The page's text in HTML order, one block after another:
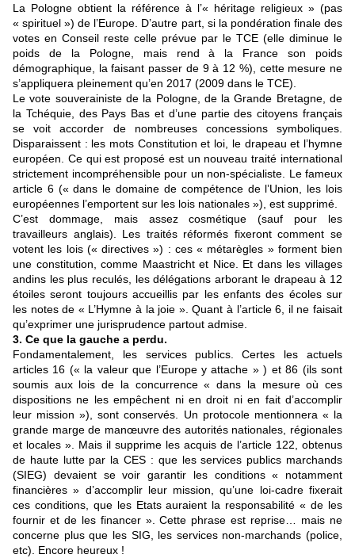
La Pologne obtient la référence à l’« héritage religieux » (pas
« spirituel ») de l’Europe. D’autre part, si la pondération finale des
votes en Conseil reste celle prévue par le TCE (elle diminue le
poids de la Pologne, mais rend à la France son poids
démographique, la faisant passer de 9 à 12 %), cette mesure ne
s’appliquera pleinement qu’en 2017 (2009 dans le TCE).
Le vote souverainiste de la Pologne, de la Grande Bretagne, de
la Tchéquie, des Pays Bas et d’une partie des citoyens français
se voit accorder de nombreuses concessions symboliques.
Disparaissent : les mots Constitution et loi, le drapeau et l’hymne
européen. Ce qui est proposé est un nouveau traité international
strictement incompréhensible pour un non-spécialiste. Le fameux
article 6 (« dans le domaine de compétence de l’Union, les lois
européennes l’emportent sur les lois nationales »), est supprimé.
C’est dommage, mais assez cosmétique (sauf pour les
travailleurs anglais). Les traités réformés fixeront comment se
votent les lois (« directives ») : ces « métarègles » forment bien
une constitution, comme Maastricht et Nice. Et dans les villages
andins les plus reculés, les délégations arborant le drapeau à 12
étoiles seront toujours accueillis par les enfants des écoles sur
les notes de « L’Hymne à la joie ». Quant à l’article 6, il ne faisait
qu’exprimer une jurisprudence partout admise.
3. Ce que la gauche a perdu.
Fondamentalement, les services publics. Certes les actuels
articles 16 (« la valeur que l’Europe y attache » ) et 86 (ils sont
soumis aux lois de la concurrence « dans la mesure où ces
dispositions ne les empêchent ni en droit ni en fait d’accomplir
leur mission »), sont conservés. Un protocole mentionnera « la
grande marge de manœuvre des autorités nationales, régionales
et locales ». Mais il supprime les acquis de l’article 122, obtenus
de haute lutte par la CES : que les services publics marchands
(SIEG) devaient se voir garantir les conditions « notamment
financières » d’accomplir leur mission, qu’une loi-cadre fixerait
ces conditions, que les Etats auraient la responsabilité « de les
fournir et de les financer ». Cette phrase est reprise… mais ne
concerne plus que les SIG, les services non-marchands (police,
etc). Encore heureux !